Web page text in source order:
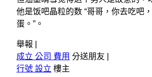
他是饭吧晶粒的数 “哥哥，你去吃吧
蛋。”。
舉報 |
成立 公司 費用 分送朋友 |
行號 設立 樓主